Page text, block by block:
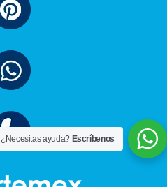
¿Necesitas ayuda?Escríbenos